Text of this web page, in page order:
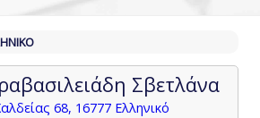
Σβετλάνα
68, 16777 Ελληνικό